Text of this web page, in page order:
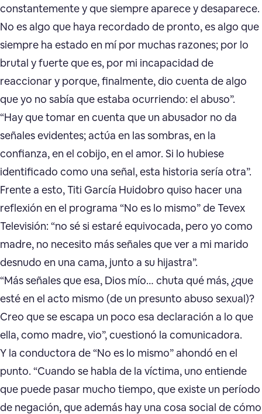
constantemente y que siempre aparece y desaparece.
No es algo que haya recordado de pronto, es algo que
siempre ha estado en mí por muchas razones; por lo
brutal y fuerte que es, por mi incapacidad de
reaccionar y porque, finalmente, dio cuenta de algo
que yo no sabía que estaba ocurriendo: el abuso”.
“Hay que tomar en cuenta que un abusador no da
señales evidentes; actúa en las sombras, en la
confianza, en el cobijo, en el amor. Si lo hubiese
identificado como una señal, esta historia sería otra”.
Frente a esto, Titi García Huidobro quiso hacer una
reflexión en el programa “No es lo mismo” de Tevex
Televisión: “no sé si estaré equivocada, pero yo como
madre, no necesito más señales que ver a mi marido
desnudo en una cama, junto a su hijastra”.
“Más señales que esa, Dios mío… chuta qué más, ¿que
esté en el acto mismo (de un presunto abuso sexual)?
Creo que se escapa un poco esa declaración a lo que
ella, como madre, vio”, cuestionó la comunicadora.
Y la conductora de “No es lo mismo” ahondó en el
punto. “Cuando se habla de la víctima, uno entiende
que puede pasar mucho tiempo, que existe un período
de negación, que además hay una cosa social de cómo